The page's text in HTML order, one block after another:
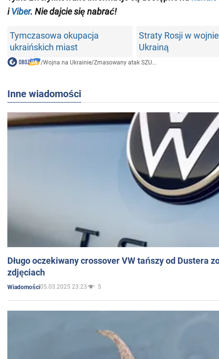
iViber. Nie dajcie się nabrać!
Tymczasowa okupacja
ukraińskich miast
Straty Rosji w
Ukrainą
/Wojna na Ukrainie/Zmasowany atak SZU...
Inne wiadomości
Długo oczekiwany crossover VW tańszy od Dustera
zdjęciach
Wiadomości05.03.2025 23:23 5